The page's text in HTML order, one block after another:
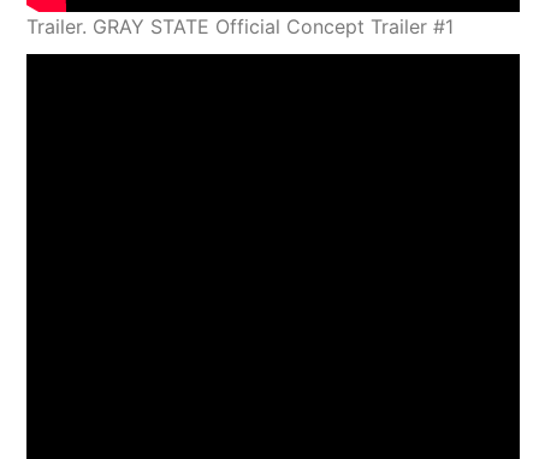
Trailer. GRAY STATE Official Concept Trailer #1